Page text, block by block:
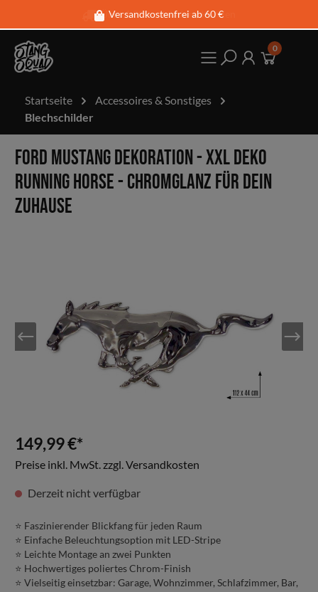
Über 1.000 zufriedene Kunden
Versandkostenfrei ab 60 €
0
Startseite
Accessoires & Sonstiges
Blechschilder
Ford Mustang Dekoration - XXL Deko
Running Horse - Chromglanz für dein
Zuhause
149,99 €*
Preise inkl. MwSt. zzgl. Versandkosten
Derzeit nicht verfügbar
⭐️ Faszinierender Blickfang für jeden Raum
⭐️ Einfache Beleuchtungsoption mit LED-Stripe
⭐️ Leichte Montage an zwei Punkten
⭐️ Hochwertiges poliertes Chrom-Finish
⭐️ Vielseitig einsetzbar: Garage, Wohnzimmer, Schlafzimmer, Bar,